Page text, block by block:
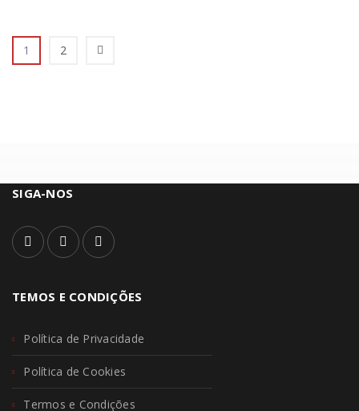
1 2
SIGA-NOS
TEMOS E CONDIÇÕES
Política de Privacidade
Política de Cookies
Termos e Condições